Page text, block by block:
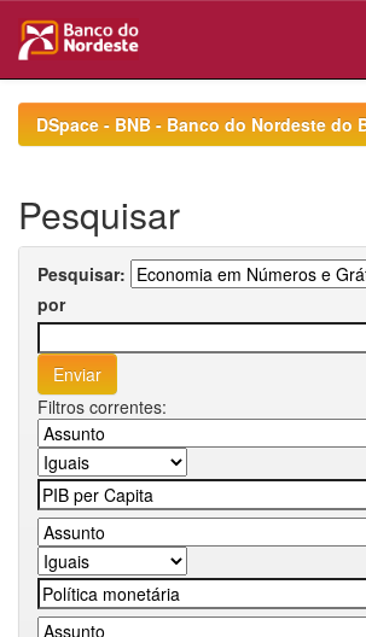
navigationDSpace - BNB - Banco do Nordeste do
Pesquisar
Pesquisar:
por
Filtros correntes: